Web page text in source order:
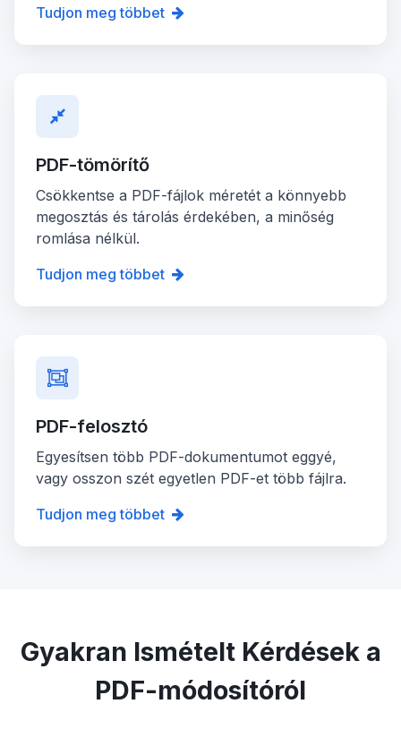
Tudjon meg többet
PDF-tömörítő
Csökkentse a PDF-fájlok méretét a könnyebb
megosztás és tárolás érdekében, a minőség
romlása nélkül.
Tudjon meg többet
PDF-felosztó
Egyesítsen több PDF-dokumentumot eggyé,
vagy osszon szét egyetlen PDF-et több fájlra.
Tudjon meg többet
Gyakran Ismételt Kérdések a
PDF-módosítóról